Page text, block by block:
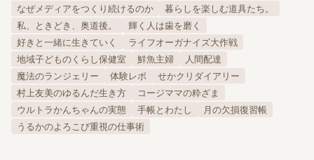
なぜメディアをつくり続けるのか
暮らしを楽しむ道具たち。
私、ときどき、奥道後。
輝く人は歯を磨く
好きと一緒に生きていく
ライフオーガナイズ大作戦
地域子どものくらし保健室
鮮魚主婦
人間配達
魔法のランジェリー
体験レポ
せかクリダイアリー
村上友美のゆるんだ生き方
コージママの粋ざま
ウルトラかんちゃんの実態
手帳とわたし
月の欠損復習帳
うるかのよろこび重視の仕事術